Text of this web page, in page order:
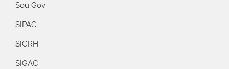
Sou Gov
SIPAC
SIGRH
SIGAC